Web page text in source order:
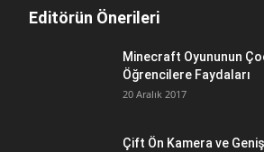
Editörün Önerileri
Minecraft Oyununun
Öğrencilere Faydaları
20 Aralık 2017
Çift Ön Kamera ve